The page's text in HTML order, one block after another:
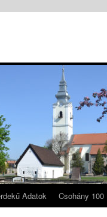
Adatok Csohány 100